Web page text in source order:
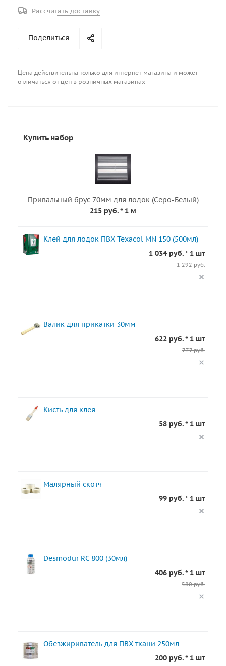
Рассчитать доставку
Поделиться
Цена действительна только для интернет-магазина и может
отличаться от цен в розничных магазинах
Купить набор
Привальный брус 70мм для лодок (Серо-Белый)
215 руб.* 1 м
Клей для лодок ПВХ Texacol МN 150 (500мл)
1 034 руб. * 1 шт
1 292 руб.
Валик для прикатки 30мм
622 руб. * 1 шт
777 руб.
Кисть для клея
58 руб. * 1 шт
Малярный скотч
99 руб. * 1 шт
Desmodur RC 800 (30мл)
406 руб. * 1 шт
580 руб.
Обезжириватель для ПВХ ткани 250мл
200 руб. * 1 шт